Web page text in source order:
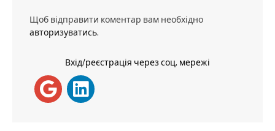
Щоб відправити коментар вам необхідно
авторизуватись.
Вхід/реєстрація через соц. мережі